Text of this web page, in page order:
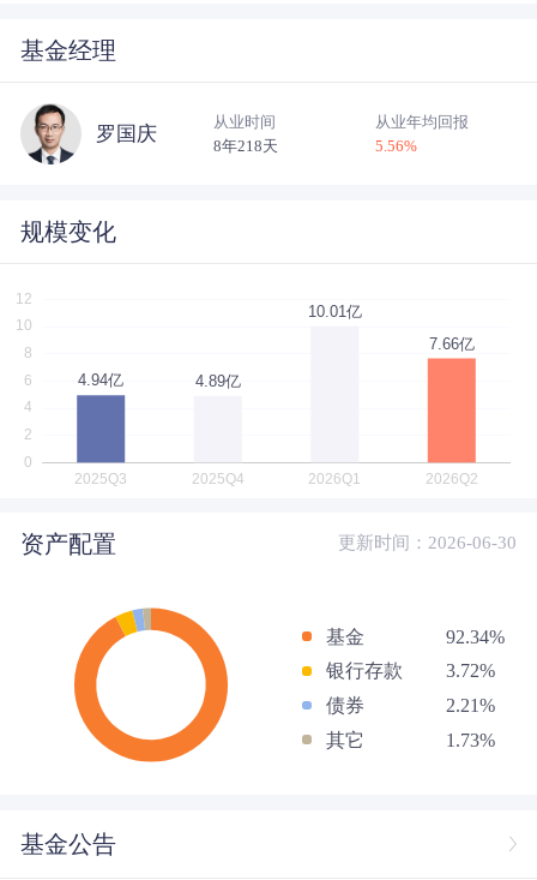
基金经理
罗国庆
从业时间
8年218天
从业年均回报
5.56%
规模变化
资产配置 更新时间：2026-06-30
基金
92.34%
银行存款
3.72%
债券
2.21%
其它
1.73%
基金公告